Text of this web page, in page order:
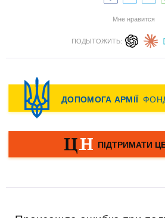
Мне нравится
ПОДЫТОЖИТЬ: